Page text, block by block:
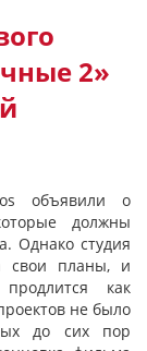
2»
объявили о
должны
Однако студия
свои планы, и
как
не было
до сих пор